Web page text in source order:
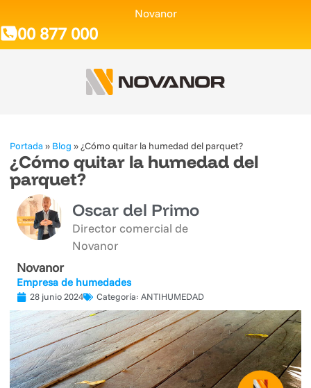
Novanor
900 877 000
Portada » Blog » ¿Cómo quitar la humedad del parquet?
¿Cómo quitar la humedad del
parquet?
Oscar del Primo
Director comercial de
Novanor
Novanor
Empresa de humedades
28 junio 2024 Categoría: ANTIHUMEDAD